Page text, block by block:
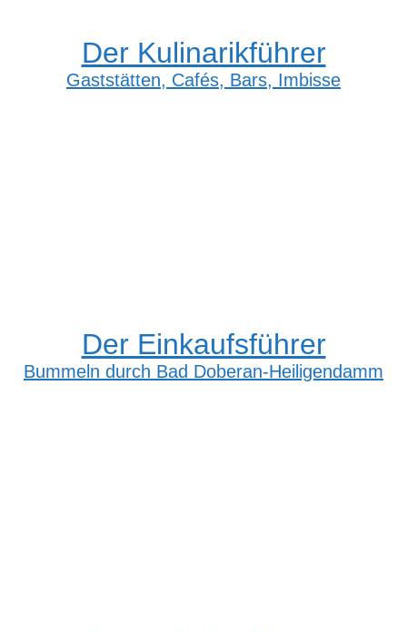
Der Kulinarikführer
Gaststätten, Cafés, Bars, Imbisse
Der Einkaufsführer
Bummeln durch Bad Doberan-Heiligendamm